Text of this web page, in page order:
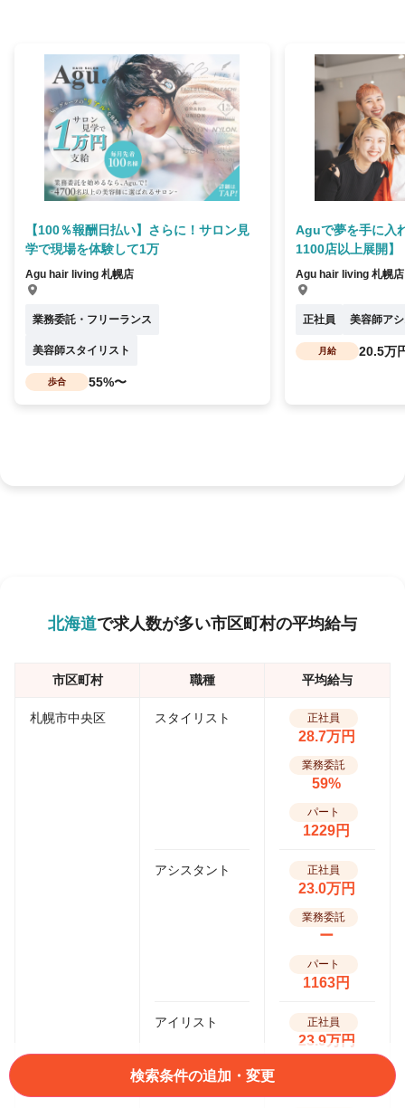
【100％報酬日払い】さらに！サロン見
学で現場を体験して1万
Agu hair living 札幌店
業務委託・フリーランス
美容師スタイリスト
歩合 55%〜
Aguで夢を手に入
1100店以上展開】
Agu hair living 札幌店
正社員 美容師ア
月給 20.5万
北海道で求人数が多い市区町村の平均給与
市区町村 職種 平均給与
札幌市中央区 スタイリスト 正社員
28.7万円
業務委託
59%
パート
1229円
アシスタント 正社員
23.0万円
業務委託
ー
パート
1163円
アイリスト 正社員
23.9万円
検索条件の追加・変更